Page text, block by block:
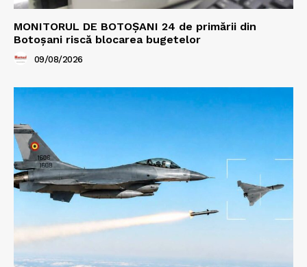
MONITORUL DE BOTOȘANI 24 de primării din
Botoșani riscă blocarea bugetelor
09/08/2026